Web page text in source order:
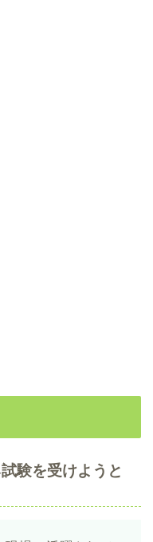
験を受けようと